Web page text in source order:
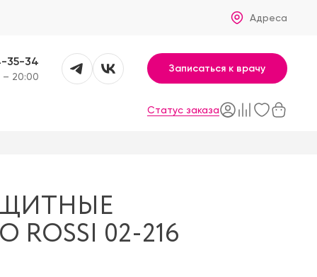
Адреса
35-34
20:00
Записаться к врачу
Статус заказа
02-216